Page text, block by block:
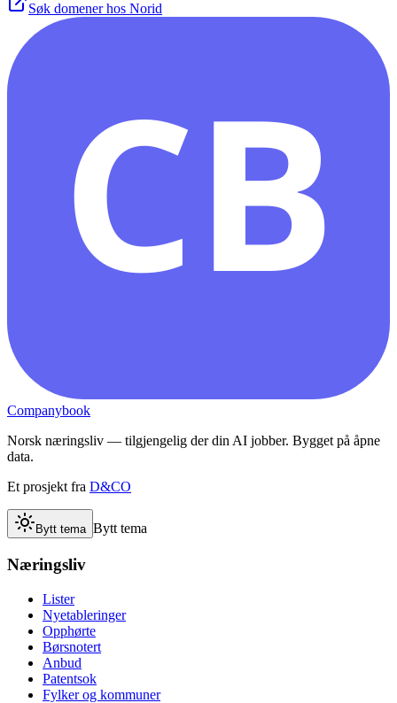
Søk domener hos Norid
CB
Companybook
Norsk næringsliv — tilgjengelig der din AI jobber. Bygget på åpne
data.
Et prosjekt fra D&CO
Bytt tema Bytt tema
Næringsliv
Lister
Nyetableringer
Opphørte
Børsnotert
Anbud
Patentsok
Fylker og kommuner